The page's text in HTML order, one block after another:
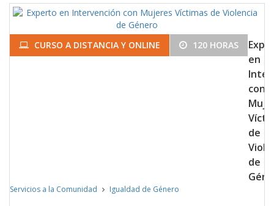
CURSO A DISTANCIA Y ONLINE 120 HORAS
en
con
de
de
Servicios a la Comunidad Igualdad de Género